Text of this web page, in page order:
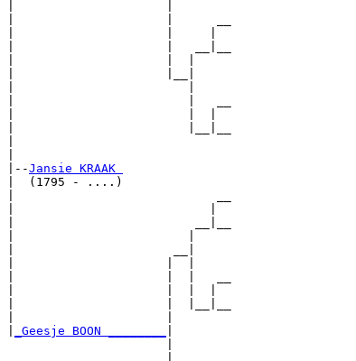
|--Jansie KRAAK
|  (1795 - ....)
_Geesje BOON ________